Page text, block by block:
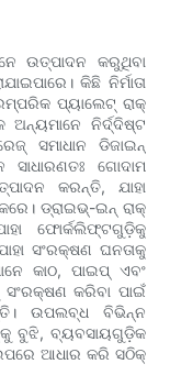
ଉତ୍ପାଦନ କରୁଥିବା
କିଛି ନିର୍ମାତା
ପ୍ୟାଲେଟ୍ ରାକ୍
ନିର୍ଦ୍ଦିଷ୍ଟ
ସମାଧାନ ଡିଜାଇନ୍
ସାଧାରଣତଃ ଗୋଦାମ
କରନ୍ତି, ଯାହା
ଡ୍ରାଇଭ୍-ଇନ୍ ରାକ୍
ଫୋର୍କଲିଫ୍ଟଗୁଡ଼ିକୁ
ସଂରକ୍ଷଣ ଘନତାକୁ
କାଠ, ପାଇପ୍ ଏବଂ
କରିବା ପାଇଁ
ଉପଲବ୍ଧ ବିଭିନ୍ନ
ବୁଝି, ବ୍ୟବସାୟଗୁଡ଼ିକ
ଆଧାର କରି ସଠିକ୍